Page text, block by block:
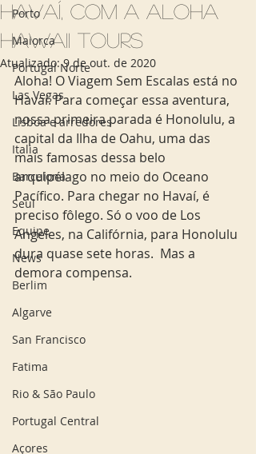
Porto
Maiorca
Portugal Norte
Las Vegas
Lisboa e arredores
Italia
Barcelona
Seul
Equipe
News
Berlim
Algarve
San Francisco
Fatima
Rio & São Paulo
Portugal Central
Açores
Havaí, com a Aloha
Hawaii Tours
Atualizado:9 de out. de 2020
Aloha! O Viagem Sem Escalas está no
Havaí. Para começar essa aventura,
nossa primeira parada é Honolulu, a
capital da Ilha de Oahu, uma das
mais famosas dessa belo
arquipélago no meio do Oceano
Pacífico. Para chegar no Havaí, é
preciso fôlego. Só o voo de Los
Angeles, na Califórnia, para Honolulu
dura quase sete horas.  Mas a
demora compensa.